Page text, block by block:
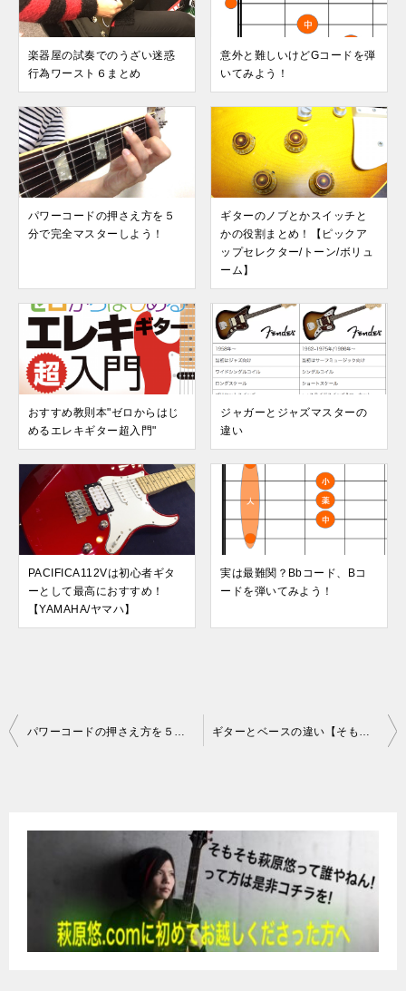
楽器屋の試奏でのうざい迷惑
行為ワースト６まとめ
意外と難しいけどGコードを弾
いてみよう！
パワーコードの押さえ方を５
分で完全マスターしよう！
ギターのノブとかスイッチと
かの役割まとめ！【ピックア
ップセレクター/トーン/ボリュ
ーム】
おすすめ教則本"ゼロからはじ
めるエレキギター超入門"
ジャガーとジャズマスターの
違い
PACIFICA112Vは初心者ギタ
ーとして最高におすすめ！
【YAMAHA/ヤマハ】
実は最難関？Bbコード、Bコ
ードを弾いてみよう！
投